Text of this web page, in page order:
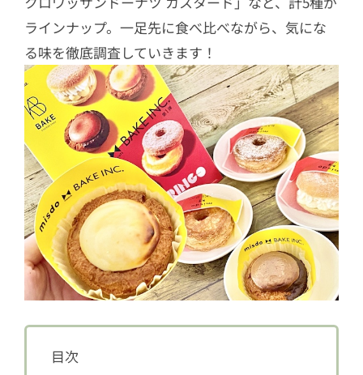
ラインナップ。一足先に食べ比べながら、気にな
る味を徹底調査していきます！
目次